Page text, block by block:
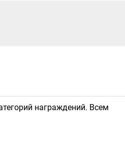
награждений. Всем